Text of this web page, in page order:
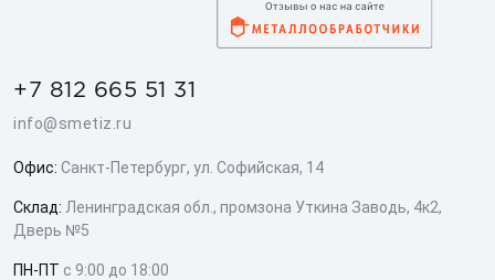
+7 812 665 51 31
info@smetiz.ru
Офис: Санкт-Петербург, ул. Софийская, 14
Склад: Ленинградская обл., промзона Уткина Заводь, 4к2,
Дверь №5
ПН-ПТ с 9:00 до 18:00